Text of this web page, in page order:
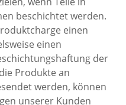
beschichtet werden.
einen
einen
der
Produkte an
werden, können
unserer Kunden